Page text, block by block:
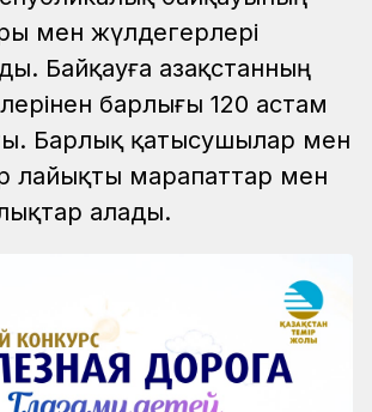
мен жүлдегерлері
Байқауға Қазақстанның
барлығы 120 астам
Барлық қатысушылар мен
лайықты марапаттар мен
алады.